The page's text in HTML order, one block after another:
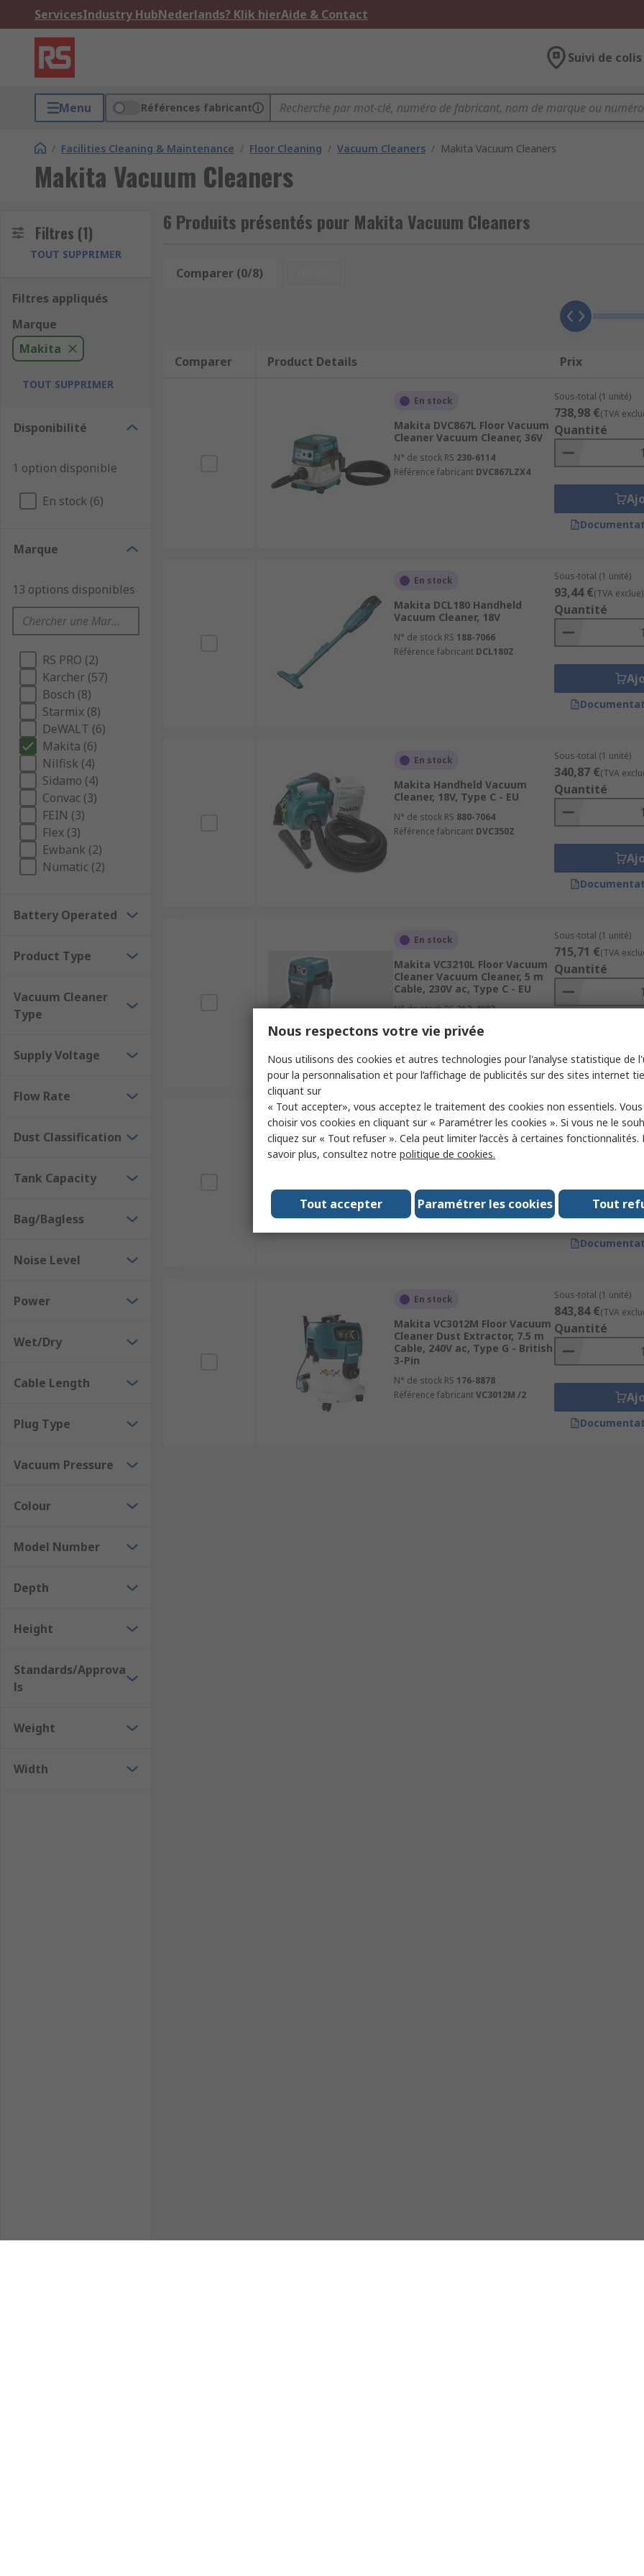
ServicesIndustry HubNederlands? Klik hierAide & Contact
Suivi de colis
Menu Références fabricant
/ Facilities Cleaning & Maintenance / Floor Cleaning / Vacuum Cleaners / Makita Vacuum Cleaners
Makita Vacuum Cleaners
Filtres (1)
TOUT SUPPRIMER
Filtres appliqués
Marque
Makita
TOUT SUPPRIMER
Disponibilité
1 option disponible
En stock (6)
Marque
13 options disponibles
RS PRO (2)
Karcher (57)
Bosch (8)
Starmix (8)
DeWALT (6)
Makita (6)
Nilfisk (4)
Sidamo (4)
Convac (3)
FEIN (3)
Flex (3)
Ewbank (2)
Numatic (2)
Battery Operated
Product Type
Vacuum Cleaner
Type
Supply Voltage
Flow Rate
Dust Classification
Tank Capacity
Bag/Bagless
Noise Level
Power
Wet/Dry
Cable Length
Plug Type
Vacuum Pressure
Colour
Model Number
Depth
Height
Standards/Approva
ls
Weight
Width
6 Produits présentés pour Makita Vacuum Cleaners
Comparer (0/8)
Comparer Product Details Prix
En stock
Makita DVC867L Floor Vacuum
Cleaner Vacuum Cleaner, 36V
N° de stock RS 230-6114
Référence fabricant DVC867LZX4
Sous-total (1 unité)
738,98 €(TVA
Quantité
En stock
Makita DCL180 Handheld
Vacuum Cleaner, 18V
N° de stock RS 188-7066
Référence fabricant DCL180Z
Sous-total (1 unité)
93,44 €(TVA exclue)
Quantité
En stock
Makita Handheld Vacuum
Cleaner, 18V, Type C - EU
N° de stock RS 880-7064
Référence fabricant DVC350Z
Sous-total (1 unité)
340,87 €(TVA
Quantité
En stock
Makita VC3210L Floor Vacuum
Cleaner Vacuum Cleaner, 5 m
Cable, 230V ac, Type C - EU
N° de stock RS212-4983
Référence fabricant
Sous-total (1 unité)
715,71 €(TVA
Quantité
En stock
Makita VC3012M Floor Vacuum
Cleaner Dust Extractor, 7.5 m
N° de stock RS176-8879
Référence fabricantVC3012M /1
843,84 € (TVA
En stock
Makita VC3012M Floor Vacuum
Cleaner Dust Extractor, 7.5 m
Cable, 240V ac, Type G - British
3-Pin
N° de stock RS 176-8878
Référence fabricantVC3012M /2
Sous-total (1 unité)
843,84 €(TVA
Quantité
Nous respectons votre vie privée
Nous utilisons des cookies et autres technologies pour l'analyse statistique de
pour la personnalisation et pour l’affichage de publicités sur des sites internet
cliquant sur
« Tout accepter», vous acceptez le traitement des cookies non essentiels.
choisir vos cookies en cliquant sur « Paramétrer les cookies ». Si vous ne le
cliquez sur « Tout refuser ». Cela peut limiter l’accès à certaines fonctionnalités.
savoir plus, consultez notre politique de cookies.
Tout accepter Paramétrer les cookies Tout